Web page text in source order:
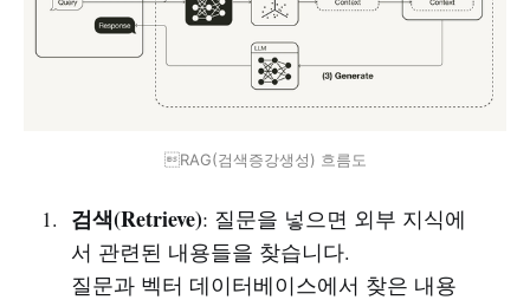
RAG(검색증강생성) 흐름도
검색(Retrieve): 질문을 넣으면 외부 지식에
서 관련된 내용들을 찾습니다.
질문과 벡터 데이터베이스에서 찾은 내용